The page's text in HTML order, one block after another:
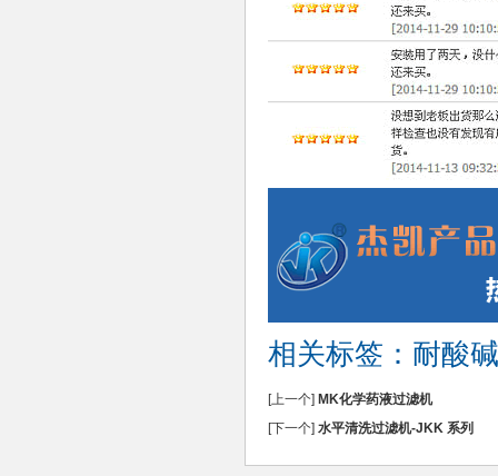
相关标签： 耐酸
[上一个] MK化学药液过滤机
[下一个] 水平清洗过滤机-JKK 系列